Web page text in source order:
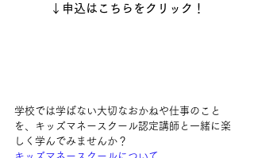
↓申込はこちらをクリック！
学校では学ばない大切なおかねや仕事のこと
を、キッズマネースクール認定講師と一緒に楽
しく学んでみませんか？